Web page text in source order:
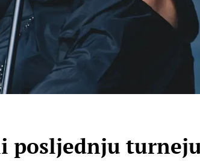
posljednju